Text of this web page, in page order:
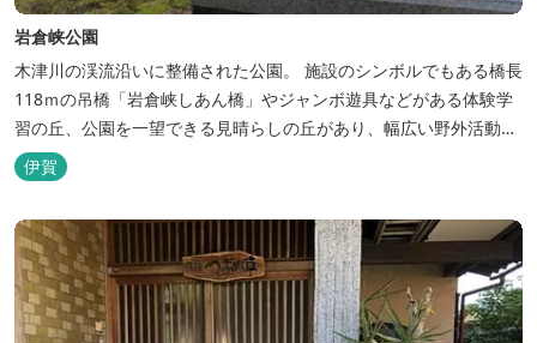
岩倉峡公園
木津川の渓流沿いに整備された公園。 施設のシンボルでもある橋長
118ｍの吊橋「岩倉峡しあん橋」やジャンボ遊具などがある体験学
習の丘、公園を一望できる見晴らしの丘があり、幅広い野外活動に
利用できるキャンプ場も併設されています。 川沿いには島ヶ原温泉
やぶっちゃに至る「川辺の道」があり、旧岩倉水力発電所跡の水路
遺構を見ることができたり、春は桜、秋は紅葉の名所として楽しめ
る憩いの場となっています。
伊賀